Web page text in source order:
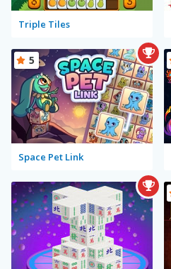
Triple Tiles
Space Pet Link
5